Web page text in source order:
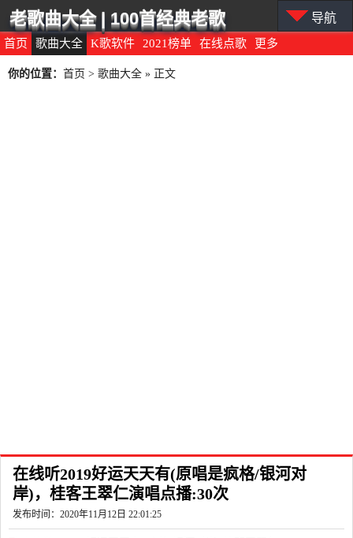
首页 歌曲大全 K歌软件 2021榜单 在线点歌 更多
老歌曲大全 | 100首经典老歌 导航
你的位置： 首页 > 歌曲大全 » 正文
在线听2019好运天天有(原唱是疯格/银河对
岸)，桂客王翠仁演唱点播:30次
发布时间：2020年11月12日 22:01:25